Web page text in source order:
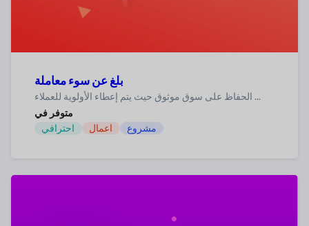
بلغ عن سوء معاملة
الحفاظ على سوق موثوق حيث يتم إعطاء الأولوية للعملاء ...
متوفر في
احترافي
اعمال مشروع